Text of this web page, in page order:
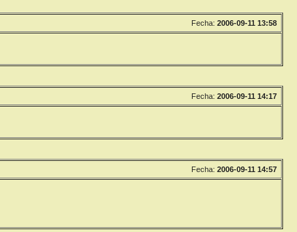
Fecha: 2006-09-11 13:58
Fecha: 2006-09-11 14:17
Fecha: 2006-09-11 14:57